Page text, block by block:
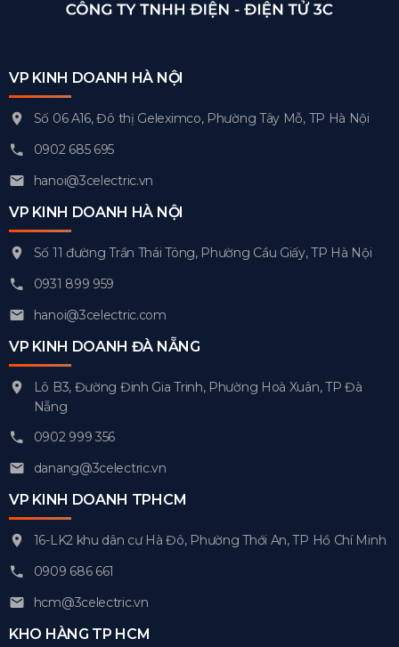
VP KINH DOANH HÀ NỘI
Số 06 A16, Đô thị Geleximco, Phường Tây Mỗ, TP Hà Nội
0902 685 695
hanoi@3celectric.vn
VP KINH DOANH HÀ NỘI
Số 11 đường Trần Thái Tông, Phường Cầu Giấy, TP Hà Nội
0931 899 959
hanoi@3celectric.com
VP KINH DOANH ĐÀ NẴNG
Lô B3, Đường Đinh Gia Trinh, Phường Hoà Xuân, TP Đà
Nẵng
0902 999 356
danang@3celectric.vn
VP KINH DOANH TPHCM
16-LK2 khu dân cư Hà Đô, Phường Thới An, TP Hồ Chí Minh
0909 686 661
hcm@3celectric.vn
KHO HÀNG TP HCM